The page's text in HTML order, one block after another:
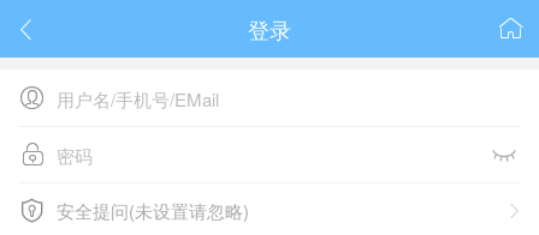
 
登录

 
 
安全提问(未设置请忽略)